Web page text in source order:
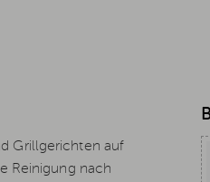
Grillgerichten auf
Reinigung nach